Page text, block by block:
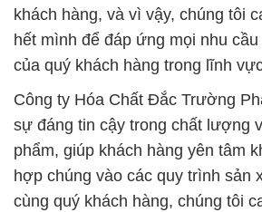
khách hàng, và vì vậy, chúng tôi
hết mình để đáp ứng mọi nhu
của quý khách hàng trong lĩnh
Công ty Hóa Chất Đắc Trường
sự đáng tin cậy trong chất lượng
phẩm, giúp khách hàng yên tâm
hợp chúng vào các quy trình sản
cùng quý khách hàng, chúng tôi